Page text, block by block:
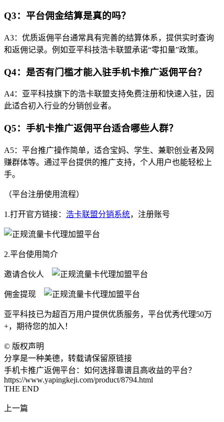
Q3：平台佣金结算是真的吗？
A3：优质返佣平台通常具有完善的结算体系，提供实时查询
和返佣记录。例如亚平科技浩卡联盟承诺“零扣量”政策。
Q4：是否有门槛才能入驻手机卡推广返佣平台？
A4：亚平科技旗下的浩卡联盟支持免费注册和快速入驻，因
此适合初入行业的分销创业者。
Q5：手机卡推广返佣平台适合哪些人群？
A5：平台推广操作简单，适合宝妈、学生、兼职创业者及网
赚群体等。通过平台提供的推广支持，个人用户也能轻松上
手。
（平台注册使用流程）
1.打开官方链接： 浩卡联盟分销系统，注册账号
2.平台使用简介
邀请合伙人
佣金提现
亚平科技已为超百万用户提供优质服务，平台优秀代理50万
+，期待您的加入！
© 版权声明
分享是一种美德，转载请保留原链接
手机卡推广返佣平台：如何选择靠谱且高收益的平台？
https://www.yapingkeji.com/product/8794.html
THE END
上一篇